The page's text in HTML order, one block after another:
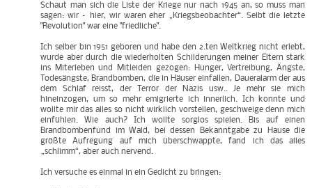
Schaut man sich die Liste der Kriege nur nach 1945 an, so muss man
sagen: wir – hier, wir waren eher „Kriegsbeobachter“. Selbt die letzte
"Revolution" war eine "friedliche".
Ich selber bin 1951 geboren und habe den 2.ten Weltkrieg nicht erlebt,
wurde aber durch die wiederholten Schilderungen meiner Eltern stark
ins Miterleben und Mitleiden gezogen: Hunger, Vertreibung, Ängste,
Todesängste, Brandbomben, die in Häuser einfallen, Daueralarm der aus
dem Schlaf reisst, der Terror der Nazis usw.. Je mehr sie mich
hineinzogen, um so mehr emigrierte ich innerlich. Ich konnte und
wollte mir das alles so nicht wirklich vorstellen, geschweige denn mich
einfühlen. Wie auch? Ich wollte sorglos spielen. Bis auf einen
Brandbombenfund im Wald, bei dessen Bekanntgabe zu Hause die
größte Aufregung auf mich überschwappte, fand ich das alles
„schlimm“, aber auch nervend.
Ich versuche es einmal in ein Gedicht zu bringen: